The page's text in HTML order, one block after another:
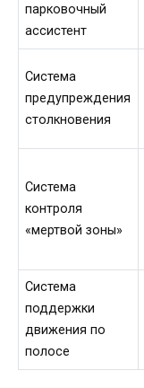
парковочный
ассистент
Система
предупреждения
столкновения
Система
контроля
«мертвой зоны»
Система
поддержки
движения по
полосе